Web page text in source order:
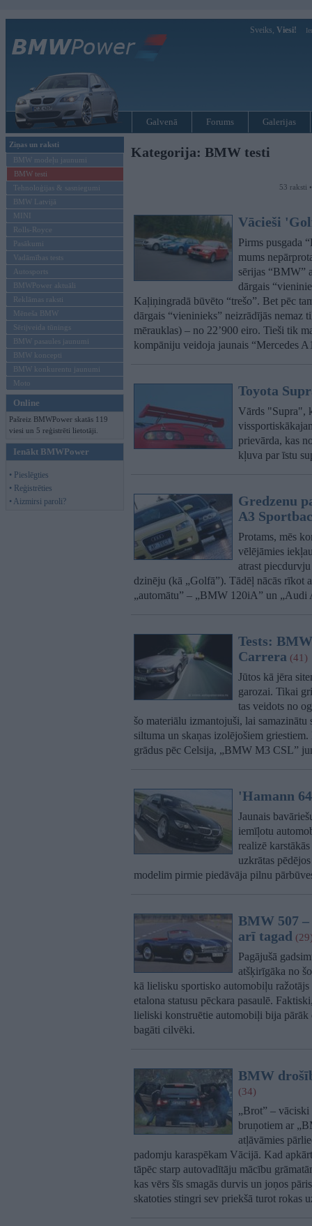
Sveiks, Viesi!
Galvenā Forums Galerijas
Ziņas un raksti
BMW modeļu jaunumi
BMW testi
Tehnoloģijas & sasniegumi
BMW Latvijā
MINI
Rolls-Royce
Pasākumi
Vadāmības tests
Autosports
BMWPower aktuāli
Reklāmas raksti
Mēneša BMW
Sērijveida tūnings
BMW pasaules jaunumi
BMW koncepti
BMW konkurentu jaunumi
Moto
Online
Pašreiz BMWPower skatās 119
viesi un 5 reģistrēti lietotāji.
Ienākt BMWPower
• Pieslēgties
• Reģistrēties
• Aizmirsi paroli?
Kategorija: BMW testi
53 raksti
Vācieši
Pirms pusgada
mums
sērijas “BMW”
dārgais
Kaļiņingradā būvēto “trešo”. Bet pēc
dārgais “vieninieks” neizrādījās nemaz
mērauklas) – no 22’900 eiro. Tieši tik
kompāniju veidoja jaunais “Mercedes
Toyota
Vārds "Supra",
prievārda, kas
kļuva par īstu
Gredzenu
A3
Protams, mēs
vēlējāmies
atrast
dzinēju (kā „Golfā”). Tādēļ nācās rīkot
„automātu” – „BMW 120iA” un „Audi
Tests:
Carrera (41)
Jūtos kā jēra
garozai. Tikai
tas veidots no
šo materiālu izmantojuši, lai
siltuma un skaņas izolējošiem
grādus pēc Celsija, „BMW M3 CSL”
'Hamann
Jaunais
iemīļotu
realizē
uzkrātas
modelim pirmie piedāvāja pilnu
BMW 507
arī tagad
Pagājušā
atšķirīgāka no
kā lielisku sportisko automobiļu
etalona statusu pēckara pasaulē.
lieliski konstruētie automobiļi bija
bagāti cilvēki.
BMW
(34)
„Brot” –
bruņotiem ar
atļāvāmies
padomju karaspēkam Vācijā. Kad
tāpēc starp autovadītāju mācību
kas vērs šīs smagās durvis un joņos
skatoties stingri sev priekšā turot rokas